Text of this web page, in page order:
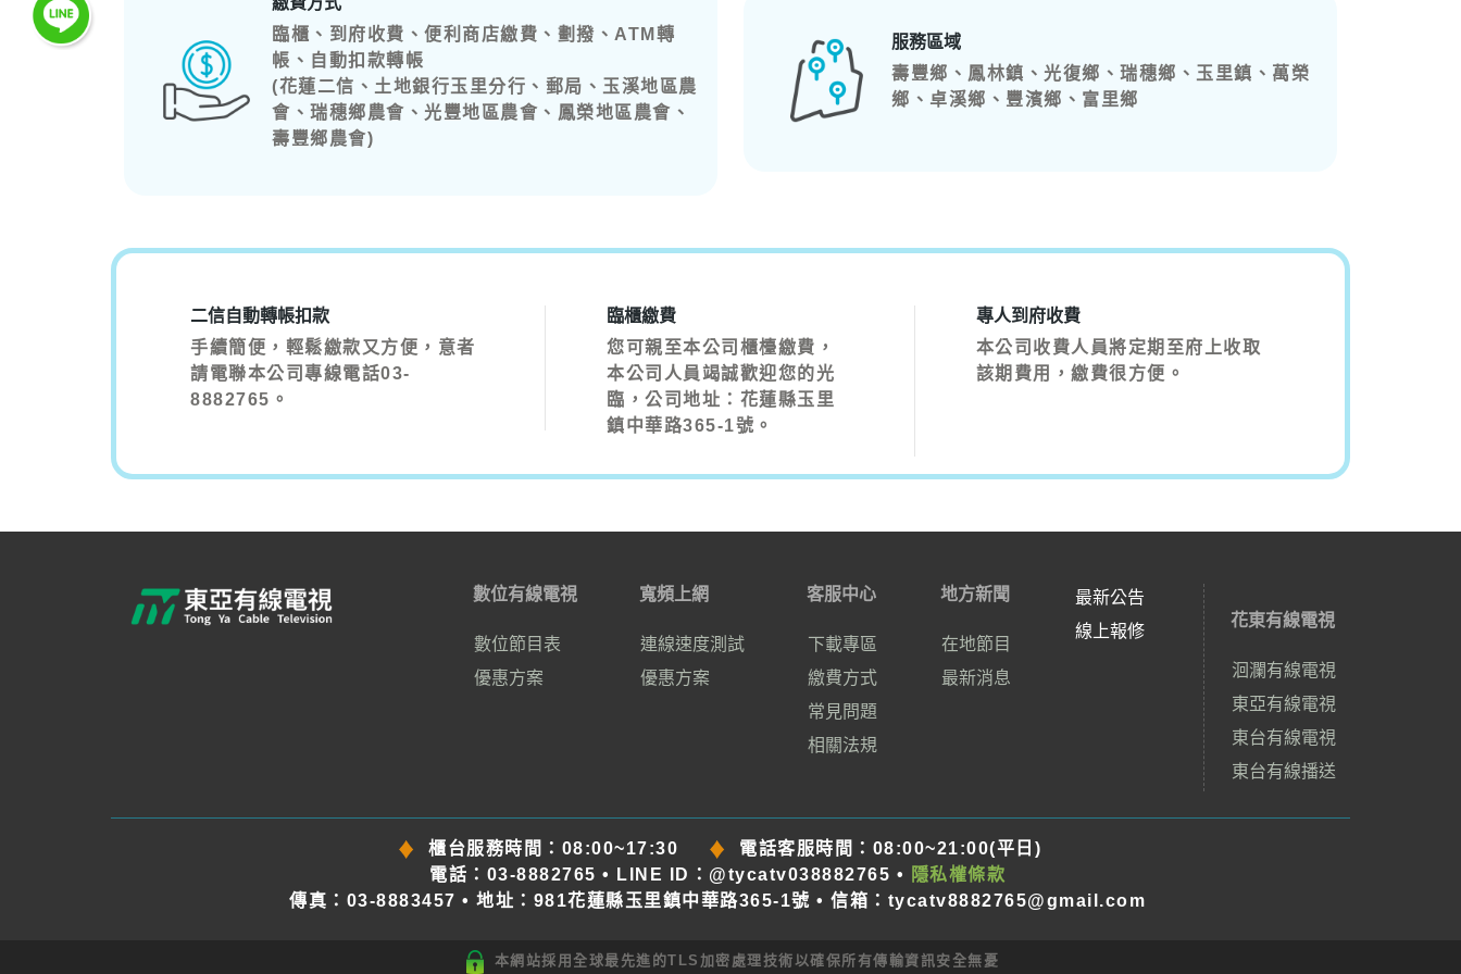
臨櫃、到府收費、便利商店繳費、劃撥、ATM轉
帳、自動扣款轉帳
(花蓮二信、土地銀行玉里分行、郵局、玉溪地區農
會、瑞穗鄉農會、光豐地區農會、鳳榮地區農會、
壽豐鄉農會)
服務區域
壽豐鄉、鳳林鎮、光復鄉、瑞穗鄉、玉里鎮、萬榮
鄉、卓溪鄉、豐濱鄉、富里鄉
二信自動轉帳扣款
手續簡便，輕鬆繳款又方便，意者
請電聯本公司專線電話03-
8882765。
臨櫃繳費
您可親至本公司櫃檯繳費，
本公司人員竭誠歡迎您的光
臨，公司地址：花蓮縣玉里
鎮中華路365-1號。
專人到府收費
本公司收費人員將定期至府上收取
該期費用，繳費很方便。
數位有線電視
數位節目表
優惠方案
寬頻上網
連線速度測試
優惠方案
客服中心
下載專區
繳費方式
常見問題
相關法規
地方新聞
在地節目
最新消息
最新公告
線上報修
花東有線電視
洄瀾有線電視
東亞有線電視
東台有線電視
東台有線播送
櫃台服務時間： 08:00~17:30 電話客服時間： 08:00~21:00(平日)
電話：03-8882765 • LINE ID：@tycatv038882765 •
隱私權條款
傳真：03-8883457 • 地址：981花蓮縣玉里鎮中華路365-1號 • 信箱： tycatv8882765@gmail.com
本網站採用全球最先進的TLS加密處理技術以確保所有傳輸資訊安全無憂